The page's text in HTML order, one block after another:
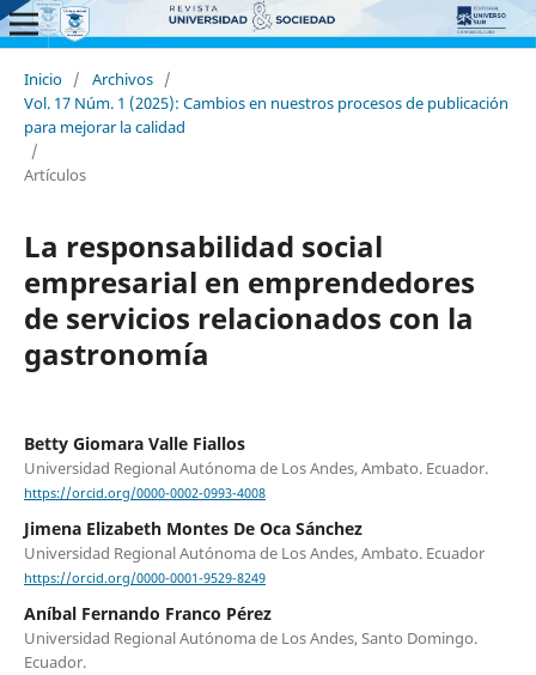
Inicio / Archivos /
Vol. 17 Núm. 1 (2025): Cambios en nuestros procesos de publicación
para mejorar la calidad
/
Artículos
La responsabilidad social
empresarial en emprendedores
de servicios relacionados con la
gastronomía
Betty Giomara Valle Fiallos
Universidad Regional Autónoma de Los Andes, Ambato. Ecuador.
https://orcid.org/0000-0002-0993-4008
Jimena Elizabeth Montes De Oca Sánchez
Universidad Regional Autónoma de Los Andes, Ambato. Ecuador
https://orcid.org/0000-0001-9529-8249
Aníbal Fernando Franco Pérez
Universidad Regional Autónoma de Los Andes, Santo Domingo.
Ecuador.